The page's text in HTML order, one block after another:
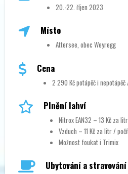
20.-22. říjen 2023
Místo
Attersee, obec Weyregg
Cena
2 290 Kč potápěč i
Plnění lahví
Nitrox EAN32 – 13 Kč za
Vzduch – 11 Kč za litr /
Možnost foukat i Trimix
Ubytování a stravování